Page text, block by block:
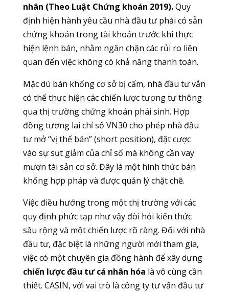
nhân (Theo Luật Chứng khoán 2019).Quy
định hiện hành yêu cầu nhà đầu tư phải có sẵn
chứng khoán trong tài khoản trước khi thực
hiện lệnh bán, nhằm ngăn chặn các rủi ro liên
quan đến việc không có khả năng thanh toán.
Mặc dù bán khống cơ sở bị cấm, nhà đầu tư vẫn
có thể thực hiện các chiến lược tương tự thông
qua thị trường chứng khoán phái sinh. Hợp
đồng tương lai chỉ số VN30 cho phép nhà đầu
tư mở “vị thế bán” (short position), đặt cược
vào sự sụt giảm của chỉ số mà không cần vay
mượn tài sản cơ sở. Đây là một hình thức bán
khống hợp pháp và được quản lý chặt chẽ.
Việc điều hướng trong một thị trường với các
quy định phức tạp như vậy đòi hỏi kiến thức
sâu rộng và một chiến lược rõ ràng. Đối với nhà
đầu tư, đặc biệt là những người mới tham gia,
việc có một chuyên gia đồng hành để xây dựng
chiến lược đầu tư cá nhân hóa là vô cùng cần
thiết. CASIN, với vai trò là công ty tư vấn đầu tư